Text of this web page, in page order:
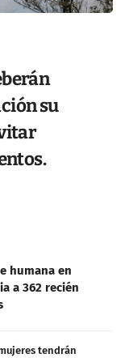
su
humana en
a 362 recién
tendrán